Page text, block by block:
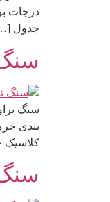
درجات
جدول
سنگ
بندی